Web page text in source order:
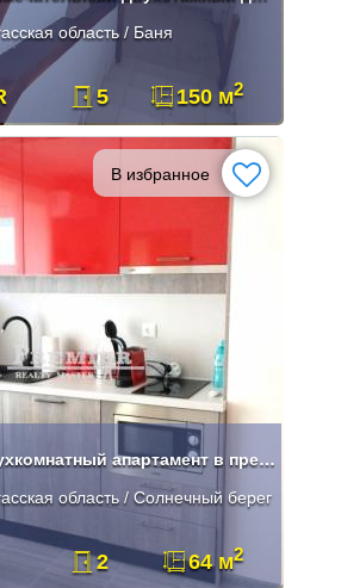
область / Баня
5 150 м2
В избранное
Продается двухкомнатный апартамент в престижном комплексе!
область / Солнечный берег
2 64 м2